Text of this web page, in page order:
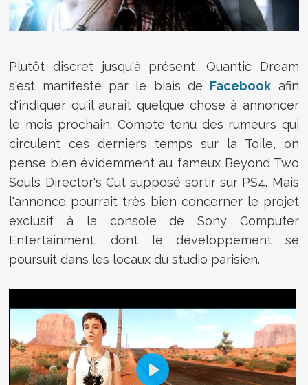
Plutôt discret jusqu'à présent, Quantic Dream
s'est manifesté par le biais de Facebook afin
d'indiquer qu'il aurait quelque chose à annoncer
le mois prochain. Compte tenu des rumeurs qui
circulent ces derniers temps sur la Toile, on
pense bien évidemment au fameux Beyond Two
Souls Director's Cut supposé sortir sur PS4. Mais
l'annonce pourrait très bien concerner le projet
exclusif à la console de Sony Computer
Entertainment, dont le développement se
poursuit dans les locaux du studio parisien.